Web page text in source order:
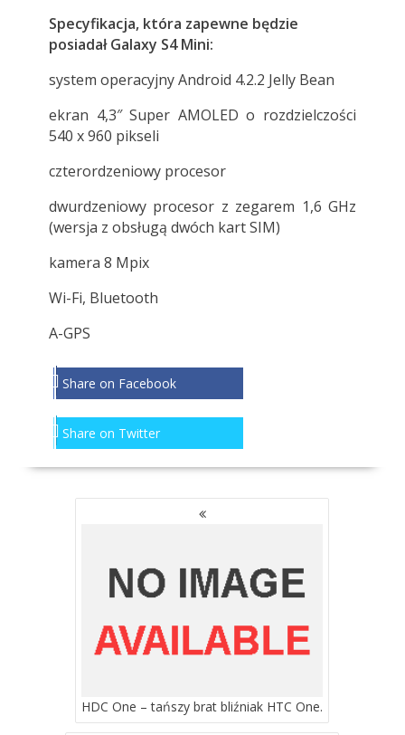
Specyfikacja, która zapewne będzie
posiadał Galaxy S4 Mini:
system operacyjny Android 4.2.2 Jelly Bean
ekran 4,3″ Super AMOLED o rozdzielczości
540 x 960 pikseli
czterordzeniowy procesor
dwurdzeniowy procesor z zegarem 1,6 GHz
(wersja z obsługą dwóch kart SIM)
kamera 8 Mpix
Wi-Fi, Bluetooth
A-GPS
Share on Facebook
Share on Twitter
NAWIGACJA
HDC One – tańszy brat bliźniak HTC One.